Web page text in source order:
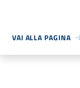
VAI ALLA PAGINA